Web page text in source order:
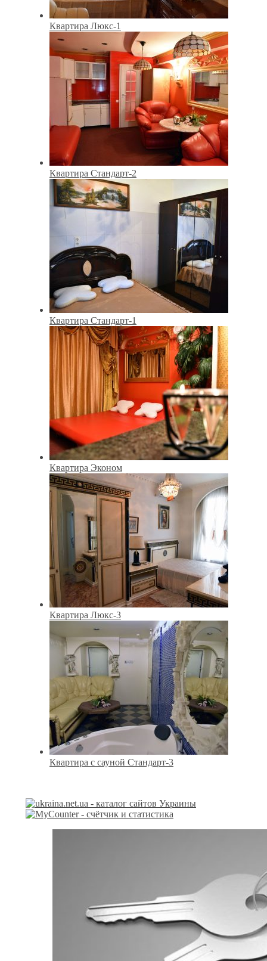
Квартира Люкс-1
Квартира Стандарт-2
Квартира Стандарт-1
Квартира Эконом
Квартира Люкс-3
Квартира с сауной Стандарт-3